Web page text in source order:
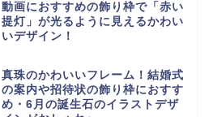
動画におすすめの飾り枠で「赤い
提灯」が光るように見えるかわい
いデザイン！
真珠のかわいいフレーム！結婚式
の案内や招待状の飾り枠におすす
め・6月の誕生石のイラストデザ